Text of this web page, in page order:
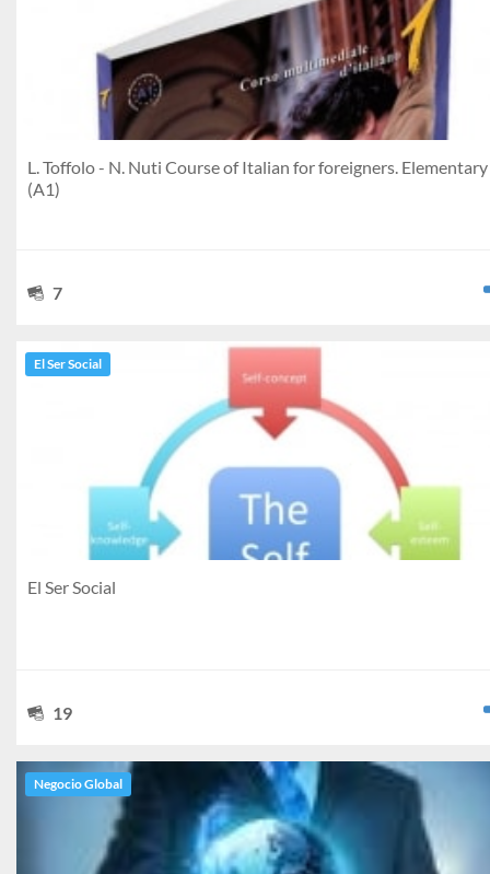
L. Toffolo - N. Nuti Course of Italian for foreigners. Elementary
(A1)
7
El Ser Social
El Ser Social
19
Negocio Global